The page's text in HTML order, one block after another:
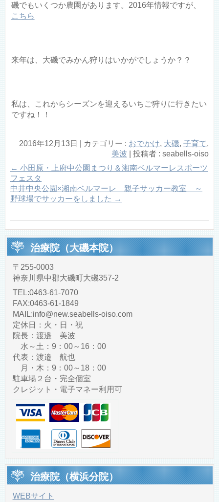
磯でもいくつか農園があります。2016年情報ですが、
こちら
来年は、大磯でみかん狩りはいかがでしょうか？？
私は、これからシーズンを迎えるいちご狩りに行きたい
ですね！！
2016年12月13日 カテゴリー : おでかけ, 大磯, 子育て,
美波
投稿者 : seabells-oiso
← 小田原・上府中公園まつり＆湘南ベルマーレスポーツ
フェスタ
中井中央公園×湘南ベルマーレ 親子サッカー教室 ～
野球場でサッカーをしました →
治療院（大磯本院）
〒255-0003
神奈川県中郡大磯町大磯357-2
TEL:0463-61-7070
FAX:0463-61-1849
MAIL:info@new.seabells-oiso.com
定休日：火・日・祝
院長：渡邉 美波
水～土：9：00～16：00
代表：渡邉 航也
月・木：9：00～18：00
駐車場２台・完全個室
クレジット・電子マネー利用可
治療院（横浜分院）
WEBサイト